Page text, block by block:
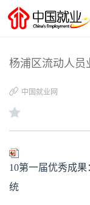
杨浦区流动人员
中国就业网
10第一届优秀成
统